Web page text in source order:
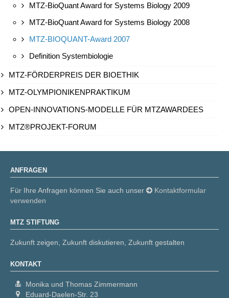
MTZ-BioQuant Award for Systems Biology 2009
MTZ-BioQuant Award for Systems Biology 2008
MTZ-BIOQUANT-Award 2007
Definition Systembiologie
MTZ-FÖRDERPREIS DER BIOETHIK
MTZ-OLYMPIONIKENPRAKTIKUM
OPEN-INNOVATIONS-MODELLE FÜR MTZAWARDEES
MTZ®PROJEKT-FORUM
ANFRAGEN
Für Ihre Anfragen können Sie auch unser
Kontaktformular
verwenden
MTZ STIFTUNG
Zukunft zeigen, Zukunft diskutieren, Zukunft gestalten
KONTAKT
Monika und Thomas Zimmermann
Eduard-Daelen-Str. 23